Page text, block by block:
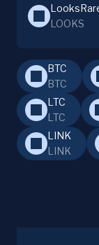
LOOKS
BTC
BTC
LTC
LTC
LINK
LINK